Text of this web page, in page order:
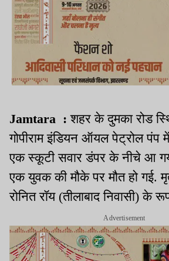
Jamtara : शहर के दुमका रोड
गोपीराम इंडियन ऑयल पेट्रोल पंप
एक स्कूटी सवार डंपर के नीचे आ
एक युवक की मौके पर मौत हो गई.
रोनित रॉय (तीलाबाद निवासी) के
Advertisement